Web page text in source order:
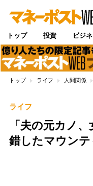
トップ 投資 ビジ
トップ ライフ 人間関係
ライフ
「夫の元カノ
錯したマウン